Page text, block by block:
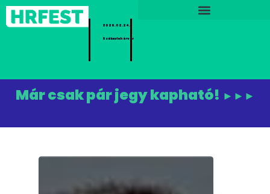
2026.02.24.
Székesfehérvár
Már csak pár jegy kapható! ►►►